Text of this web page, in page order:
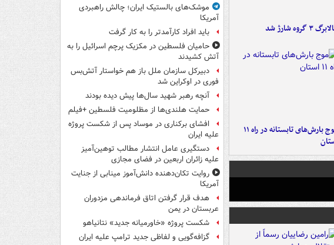
۳ گروه شارژ شد
موج بارش‌های تابستانه در راه ۱۱
موشک‌های بالستیک ایران؛ چالش راهبردی
آمریکا
باید افراد کارآمدتر را به کار گرفت
حامیان فلسطین در مکزیک پرچم اسرائیل را به
آتش کشیدند
دبیرکل سازمان ملل باز هم خواستار آتش‌بس
فوری در اوکراین شد
آنچه رهبر شهید سال‌ها پیش دیده بودند
حمایت هلندی‌ها از مظلومیت فلسطین +فیلم
افشای برکناری در موساد پس از شکست پروژه
علیه ایران
دستگیری عامل انتشار مطالب توهین‌آمیز
علیه زائران اربعین در فضای مجازی
روایت تکان‌دهنده دانش‌آموز مینابی از جنایت
آمریکا
هدف قرار گرفتن اتاق‌ فرماندهی مزدوران
عربستان در یمن
شکست پروژه «خاورمیانه جدید» نتانیاهو
گزافه‌گویی و لفاظی جدید ترامپ علیه ایران